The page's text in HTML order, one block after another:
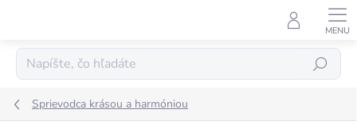
Hľadať
Sprievodca krásou a harmóniou